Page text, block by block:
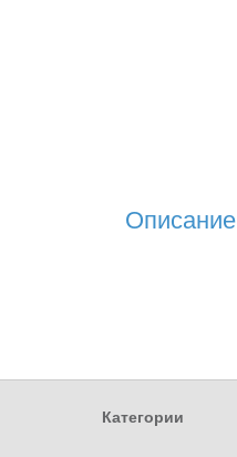
Описание
Категории